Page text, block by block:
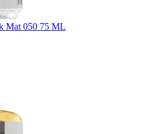
Mat 050 75 ML